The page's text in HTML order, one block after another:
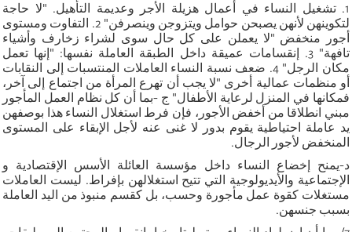
1. تشغيل النساء في أعمال هزيلة الأجر وعديمة التأهيل. "لا حاجة
لتكوينهن لأنهن يصبحن حوامل ويتزوجن وينصرفن" 2. التفاوت ومستوى
أجور منخفض "لا يعملن على كل حال سوى لشراء زخارف وأشياء
تافهة" 3. إنقسامات عميقة داخل الطبقة العاملة نفسها: "إنها تعمل
مكان الرجل" 4. ضعف نسبة النساء العاملات المنتسبات إلى النقابات
أو منظمات عمالية أخرى "لا يجب أن تهرع المرأة من اجتماع إلى آخر،
فمكانها في المنزل لرعاية الأطفال" ج -بما أن كل نظام العمل المأجور
مبني انطلاقا من أخفض الأجور، فإن فرط استغلال النساء هذا بوصفهن
يد عاملة احتياطية يقوم بدور لا غنى عنه لأجل الإبقاء على المستوى
المنخفض لأجور الرجال.
د-يمنح إخضاع النساء داخل مؤسسة العائلة الأسس الإقتصادية و
الإجتماعية والأيديولوجية التي تتيح استغلالهن بإفراط. ليست العاملات
مستغلات كقوة عمل مأجورة وحسب، بل كقسم منبوذ من اليد العاملة
بسبب جنسهن.